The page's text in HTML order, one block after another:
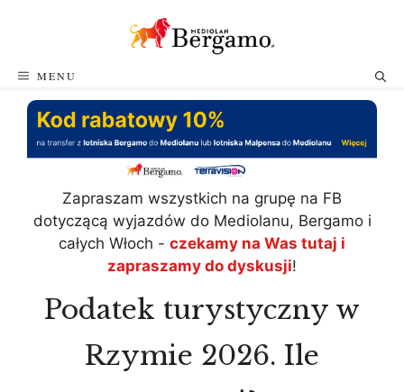
MENU
Zapraszam wszystkich na grupę na FB
dotyczącą wyjazdów do Mediolanu, Bergamo i
całych Włoch - czekamy na Was tutaj i
zapraszamy do dyskusji!
Podatek turystyczny w
Rzymie 2026. Ile